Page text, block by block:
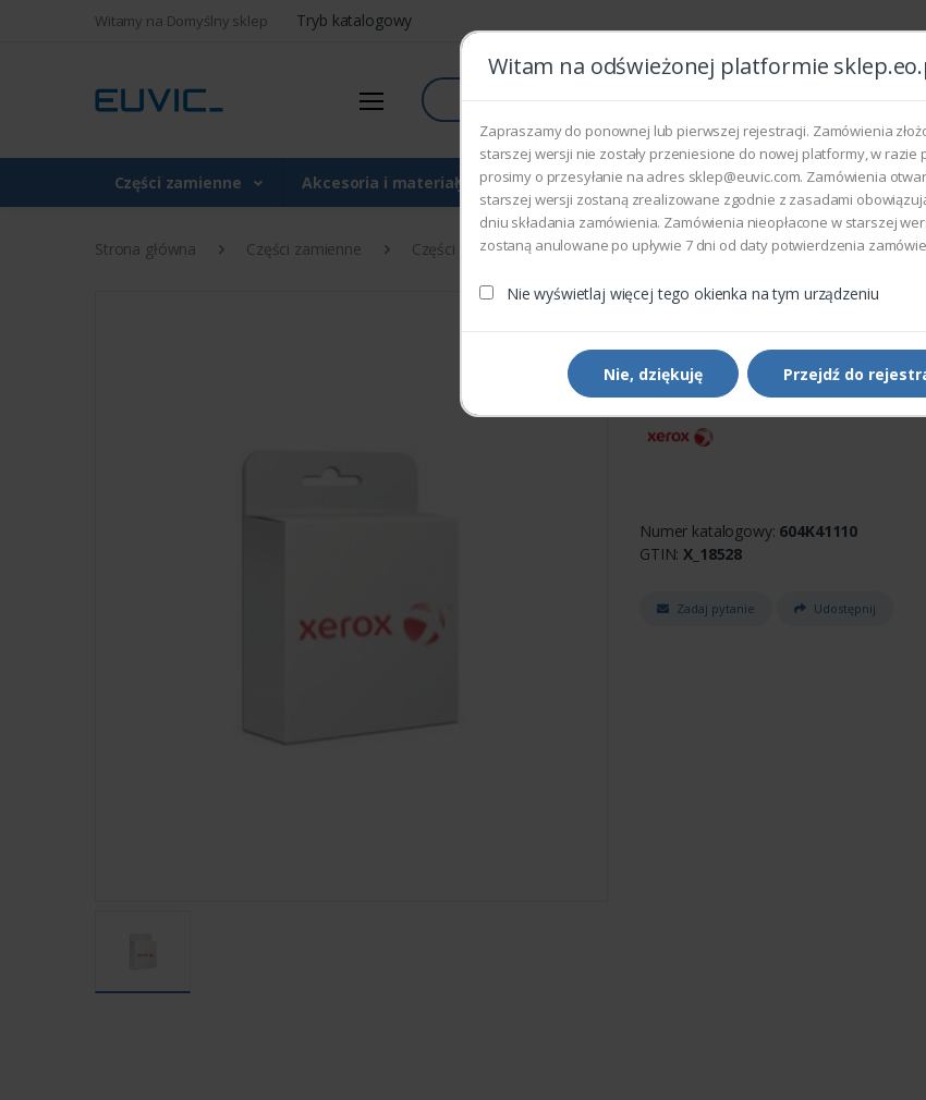
Witamy na Domyślny sklep Tryb katalogowy
Szukaj
Części zamienne Akcesoria i materiały eksploatacyjne
Witam na odświeżonej platformie
Zapraszamy do ponownej lub pierwszej rejestracji. Zamówienia
starszej wersji nie zostały przeniesione do nowej platformy, w razie
prosimy o przesyłanie na adres sklep@euvic.com. Zamówienia
starszej wersji zostaną zrealizowane zgodnie z zasadami
dniu składania zamówienia. Zamówienia nieopłacone w starszej
zostaną anulowane po upływie 7 dni od daty potwierdzenia
Nie wyświetlaj więcej tego okienka na tym urządzeniu
Nie, dziękuję Przejdź do
Strona główna Części zamienne Części do drukarek i kopiarek Xerox 604K41110 - LATCH 4B KIT
Części do drukarek i kopiarek
Xerox 604K41110 -
KIT
Numer katalogowy: 604K41110
GTIN:X_18528
Zadaj pytanie Udostępnij